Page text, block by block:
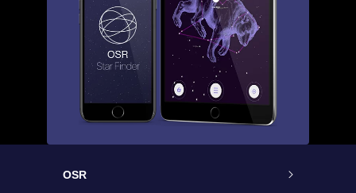
OSR